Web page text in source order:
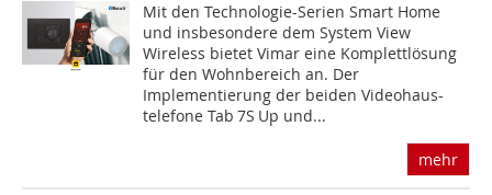
Mit den Technologie-Serien Smart Home
und insbesondere dem System View
Wireless bietet Vimar eine Komplettlösung
für den Wohnbereich an. Der
Implementierung der beiden Videohaus-
telefone Tab 7S Up und...
mehr